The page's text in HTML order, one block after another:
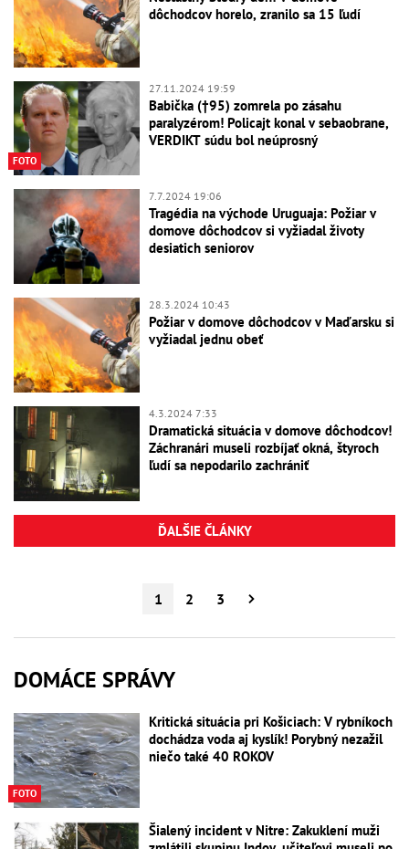
dôchodcov horelo, zranilo sa 15 ľudí
FOTO
27.11.2024 19:59
Babička (†95) zomrela po zásahu
paralyzérom! Policajt konal v sebaobrane,
VERDIKT súdu bol neúprosný
7.7.2024 19:06
Tragédia na východe Uruguaja: Požiar v
domove dôchodcov si vyžiadal životy
desiatich seniorov
28.3.2024 10:43
Požiar v domove dôchodcov v Maďarsku si
vyžiadal jednu obeť
4.3.2024 7:33
Dramatická situácia v domove dôchodcov!
Záchranári museli rozbíjať okná, štyroch
ľudí sa nepodarilo zachrániť
ĎALŠIE ČLÁNKY
1 2 3
DOMÁCE SPRÁVY
FOTO
Kritická situácia pri Košiciach: V rybníkoch
dochádza voda aj kyslík! Porybný nezažil
niečo také 40 ROKOV
Šialený incident v Nitre: Zakuklení muži